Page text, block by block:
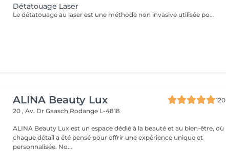
Détatouage Laser
Le détatouage au laser est une méthode non invasive utilisée pour enlever un tatouage de la peau en utilisant un laser. Ce processus est très populaire, car il permet de supprimer les tatouages de manière efficace tout en minimisant les risques de cicatrices. Le principe repose sur l'utilisation d e faisceaux lumineux qui fragmentent les pigments du tatouage.
ALINA Beauty Lux
120
20 , Av. Dr Gaasch Rodange L-4818
ALINA Beauty Lux est un espace dédié à la beauté et au bien-être, où
chaque détail a été pensé pour offrir une expérience unique et
personnalisée. No...